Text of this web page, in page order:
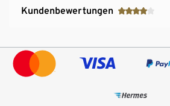
Kundenbewertungen